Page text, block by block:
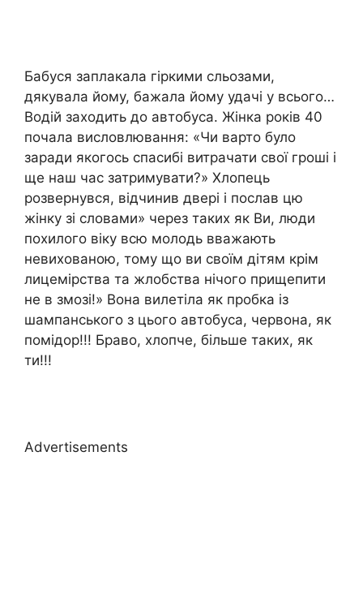
Бабуся заплакала гіркими сльозами,
дякувала йому, бажала йому удачі у всього…
Водій заходить до автобуса. Жінка років 40
почала висловлювання: «Чи варто було
заради якогось спасибі витрачати свої гроші і
ще наш час затримувати?» Хлопець
розвернувся, відчинив двері і послав цю
жінку зі словами» через таких як Ви, люди
похилого віку всю молодь вважають
невихованою, тому що ви своїм дітям крім
лицемірства та жлобства нічого прищепити
не в змозі!» Вона вилетіла як пробка із
шампанського з цього автобуса, червона, як
помідор!!! Браво, хлопче, більше таких, як
ти!!!
Advertisements